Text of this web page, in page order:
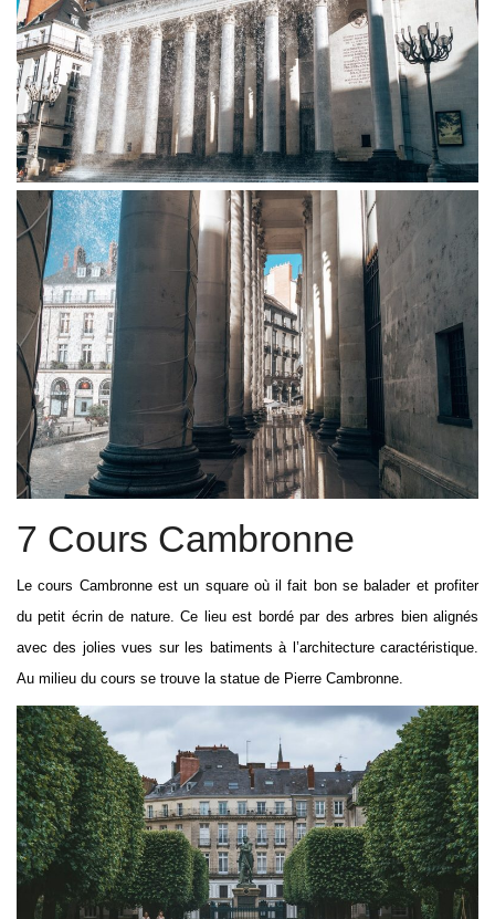
7 Cours Cambronne
Le cours Cambronne est un square où il fait bon se balader et profiter
du petit écrin de nature. Ce lieu est bordé par des arbres bien alignés
avec des jolies vues sur les batiments à l’architecture caractéristique.
Au milieu du cours se trouve la statue de Pierre Cambronne.